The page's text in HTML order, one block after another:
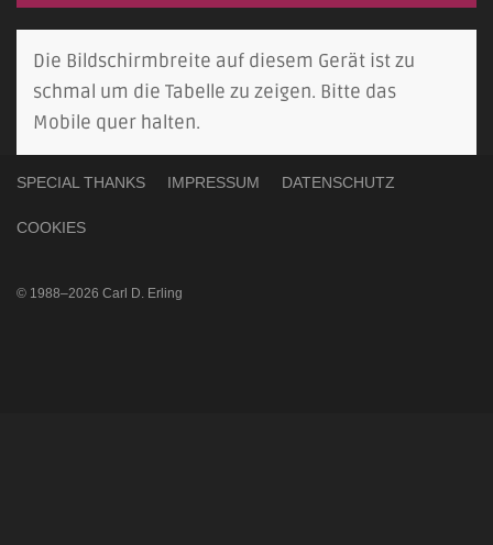
Die Bildschirmbreite auf diesem Gerät ist zu
schmal um die Tabelle zu zeigen. Bitte das
Mobile quer halten.
SPECIAL THANKS IMPRESSUM DATENSCHUTZ
COOKIES
© 1988–2026 Carl D. Erling